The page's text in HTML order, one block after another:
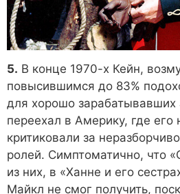
5. В конце 1970-х Кейн,
повысившимся до 83%
для хорошо зарабатывавших
переехал в Америку, где
критиковали за
ролей. Симптоматично, что
из них, в «Ханне и его
Майкл не смог получить,